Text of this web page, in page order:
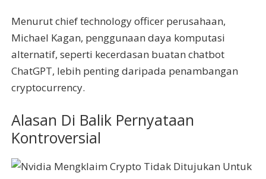
Menurut chief technology officer perusahaan,
Michael Kagan, penggunaan daya komputasi
alternatif, seperti kecerdasan buatan chatbot
ChatGPT, lebih penting daripada penambangan
cryptocurrency.
Alasan Di Balik Pernyataan
Kontroversial